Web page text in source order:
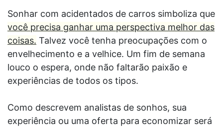
Sonhar com acidentados de carros simboliza que
você precisa ganhar uma perspectiva melhor das
coisas. Talvez você tenha preocupações com o
envelhecimento e a velhice. Um fim de semana
louco o espera, onde não faltarão paixão e
experiências de todos os tipos.
Como descrevem analistas de sonhos, sua
experiência ou uma oferta para economizar será